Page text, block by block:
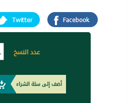
عدد النسخ
أضف إلى سلة الشراء